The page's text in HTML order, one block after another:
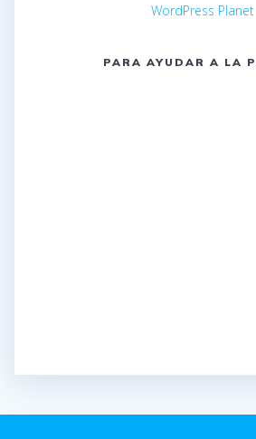
WordPress Planet
PARA AYUDAR A LA